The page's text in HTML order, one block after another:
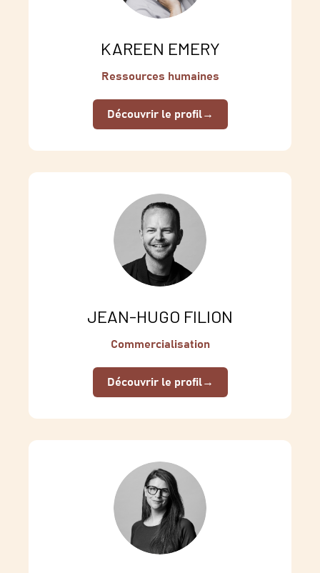
KAREEN EMERY
Ressources humaines
Découvrir le profil→
JEAN-HUGO FILION
Commercialisation
Découvrir le profil→